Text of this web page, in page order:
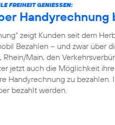
FREIHEIT GENIESSEN:
Handyrechnung
zeigt Kunden seit dem
Bezahlen – und zwar über
Main, den
jetzt auch die Möglichkeit
Handyrechnung zu bezahlen.
bezahlt werden.